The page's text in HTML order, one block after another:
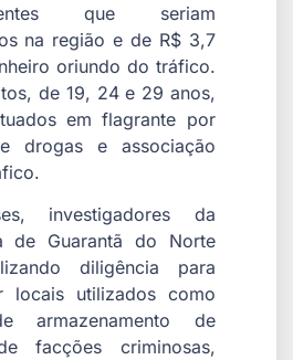
que seriam
na região e de R$ 3,7
oriundo do tráfico.
de 19, 24 e 29 anos,
em flagrante por
drogas e associação
investigadores da
de Guarantã do Norte
diligência para
locais utilizados como
armazenamento de
facções criminosas,